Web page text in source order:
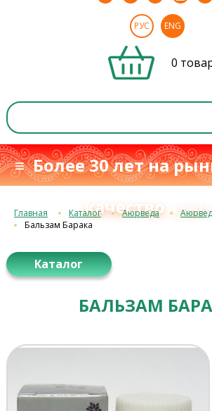
РУС ENG
0
≡ Более 30 лет на
качество с 1993 г.
Главная Каталог Аюрведа
Бальзам Барака
Каталог
БАЛЬЗАМ